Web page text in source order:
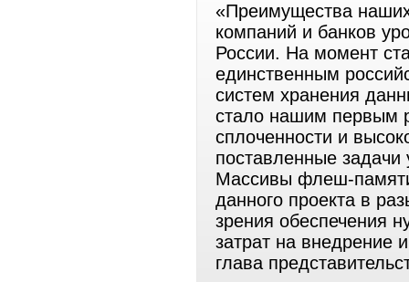
«Преимущества
компаний и банков
России. На момент
единственным
систем хранения
стало нашим первым
сплоченности и
поставленные
Массивы флеш-
данного проекта в
зрения обеспечения
затрат на внедрение
глава